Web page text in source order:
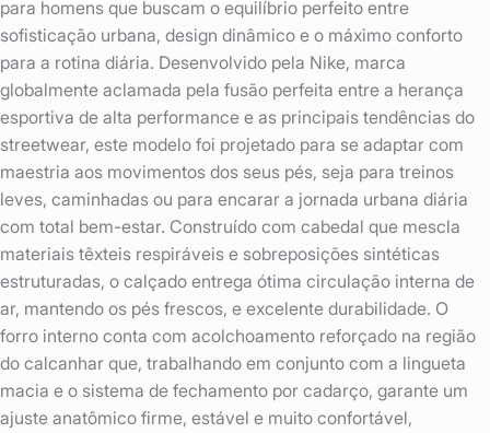
para homens que buscam o equilíbrio perfeito entre
sofisticação urbana, design dinâmico e o máximo conforto
para a rotina diária. Desenvolvido pela Nike, marca
globalmente aclamada pela fusão perfeita entre a herança
esportiva de alta performance e as principais tendências do
streetwear, este modelo foi projetado para se adaptar com
maestria aos movimentos dos seus pés, seja para treinos
leves, caminhadas ou para encarar a jornada urbana diária
com total bem-estar. Construído com cabedal que mescla
materiais têxteis respiráveis e sobreposições sintéticas
estruturadas, o calçado entrega ótima circulação interna de
ar, mantendo os pés frescos, e excelente durabilidade. O
forro interno conta com acolchoamento reforçado na região
do calcanhar que, trabalhando em conjunto com a lingueta
macia e o sistema de fechamento por cadarço, garante um
ajuste anatômico firme, estável e muito confortável,